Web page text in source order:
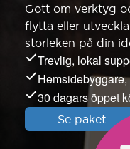
Gott om verktyg
flytta eller
storleken på din
Trevlig, lokal
30 dagars öppet
Se paket